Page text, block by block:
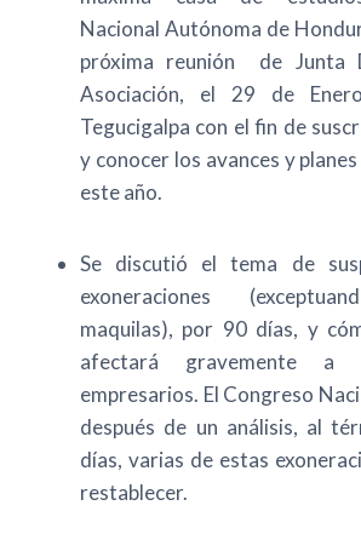
Nacional Autónoma de
próxima reunión de Junta
Asociación, el 29 de
Tegucigalpa con el fin de
y conocer los avances y
este año.
Se discutió el tema de
exoneraciones
maquilas), por 90 días, y
afectará gravemente a
empresarios. El Congreso
después de un análisis, al
días, varias de estas
restablecer.